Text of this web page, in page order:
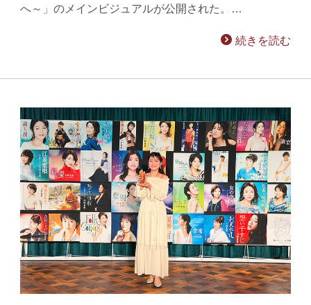
へ～」のメインビジュアルが公開された。…
続きを読む